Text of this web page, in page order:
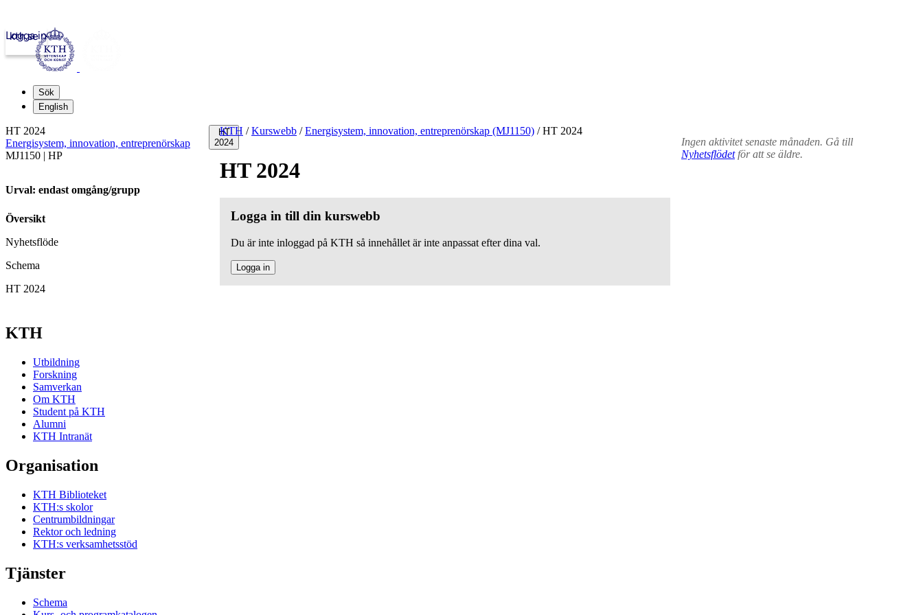
kth.se
Logga in
Sök
English
HT
2024
KTH / Kurswebb / Energisystem, innovation, entreprenörskap (MJ1150) /HT 2024
HT 2024
Logga in till din kurswebb
Du är inte inloggad på KTH så innehållet är inte anpassat efter dina val.
Logga in
Ingen aktivitet senaste månaden. Gå till
Nyhetsflödetför att se äldre.
HT 2024
Energisystem, innovation, entreprenörskap
MJ1150 | HP
Urval: endast omgång/grupp
Översikt
Nyhetsflöde
Schema
HT 2024
KTH
Utbildning
Forskning
Samverkan
Om KTH
Student på KTH
Alumni
KTH Intranät
Organisation
KTH Biblioteket
KTH:s skolor
Centrumbildningar
Rektor och ledning
KTH:s verksamhetsstöd
Tjänster
Schema